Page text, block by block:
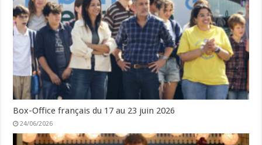
Box-Office français du 17 au 23 juin 2026
24/06/2026